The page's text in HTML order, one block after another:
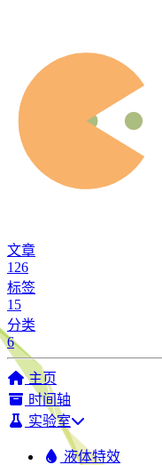
文章
126
标签
15
分类
6
主页
时间轴
实验室
液体特效